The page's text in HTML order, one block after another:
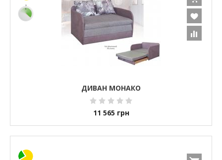
ДИВАН МОНАКО
11 565 грн